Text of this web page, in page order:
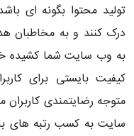
تولید محتوا بگونه ای
درک کنند و به مخاطبان
به وب سایت شما کشیده
کیفیت بایستی برای
متوجه رضایتمندی
سایت به کسب رتبه های